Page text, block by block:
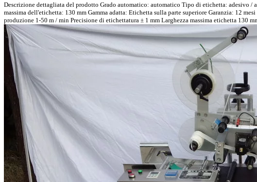
Descrizione dettagliata del prodotto Grado automatico: automatico Tipo di etichetta: adesivo
massima dell'etichetta: 130 mm Gamma adatta: Etichetta sulla parte superiore Garanzia: 12
produzione 1-50 m / min Precisione di etichettatura ± 1 mm Larghezza massima etichetta 130